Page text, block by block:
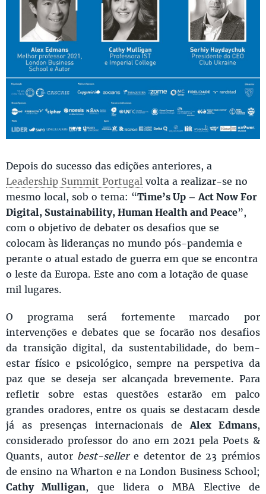
Depois do sucesso das edições anteriores, a
Leadership Summit Portugal volta a realizar-se no
mesmo local, sob o tema: “Time’s Up – Act Now For
Digital, Sustainability, Human Health and Peace”,
com o objetivo de debater os desafios que se
colocam às lideranças no mundo pós-pandemia e
perante o atual estado de guerra em que se encontra
o leste da Europa. Este ano com a lotação de quase
mil lugares.
O programa será fortemente marcado por
intervenções e debates que se focarão nos desafios
da transição digital, da sustentabilidade, do bem-
estar físico e psicológico, sempre na perspetiva da
paz que se deseja ser alcançada brevemente. Para
refletir sobre estas questões estarão em palco
grandes oradores, entre os quais se destacam desde
já as presenças internacionais deAlex Edmans,
considerado professor do ano em 2021 pela Poets &
Quants, autor best-sellere detentor de 23 prémios
de ensino na Wharton e na London Business School;
Cathy Mulligan, que lidera o MBA Elective de